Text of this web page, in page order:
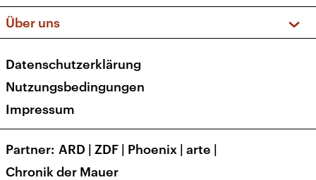
Apps
Newsletter
Social Media
Über uns
Presse
Karriere
Transparenz
Datenschutzerklärung
Nutzungsbedingungen
Impressum
Partner ARD | ZDF | Phoenix | arte |
Chronik der Mauer